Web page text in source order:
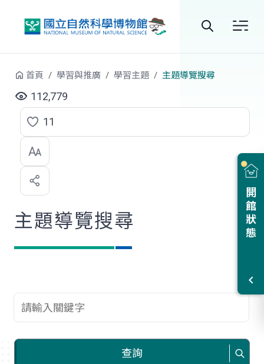
站
尋
開館狀態
首頁 學習與推廣 學習主題 主題導覽搜尋
112,779
點
選
喜
歡
11
主題導覽搜尋
查詢關鍵字
查詢